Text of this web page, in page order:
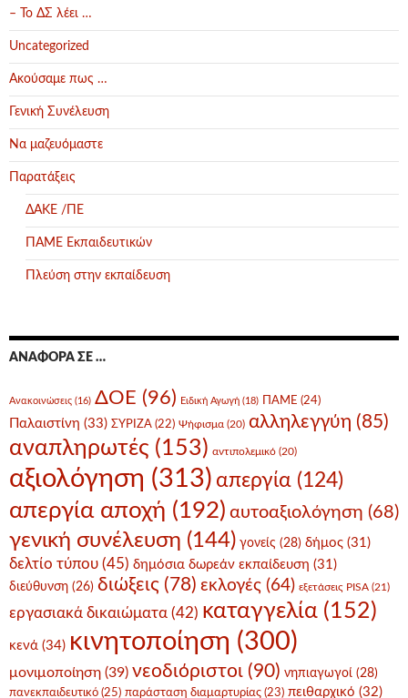
– Το ΔΣ λέει …
Uncategorized
Ακούσαμε πως …
Γενική Συνέλευση
Να μαζευόμαστε
Παρατάξεις
ΔΑΚΕ /ΠΕ
ΠΑΜΕ Εκπαιδευτικών
Πλεύση στην εκπαίδευση
ΑΝΑΦΟΡΆ ΣΕ …
Ανακοινώσεις (16) ΔΟΕ (96) Ειδική Αγωγή (18) ΠΑΜΕ (24)
Παλαιστίνη (33) ΣΥΡΙΖΑ (22) Ψήφισμα (20) αλληλεγγύη (85)
αναπληρωτές (153) αντιπολεμικό (20)
αξιολόγηση (313) απεργία (124)
απεργία αποχή (192) αυτοαξιολόγηση (68)
γενική συνέλευση (144) γονείς (28) δήμος (31)
δελτίο τύπου (45) δημόσια δωρεάν εκπαίδευση (31)
διεύθυνση (26) διώξεις (78) εκλογές (64) εξετάσεις PISA (21)
εργασιακά δικαιώματα (42) καταγγελία (152)
κενά (34) κινητοποίηση (300)
μονιμοποίηση (39) νεοδιόριστοι (90) νηπιαγωγοί (28)
πανεκπαιδευτικό (25) παράσταση διαμαρτυρίας (23) πειθαρχικό (32)